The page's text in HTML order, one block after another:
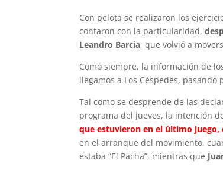
Con pelota se realizaron los
contaron con la particularidad,
Leandro Barcia, que volvió a
Como siempre, la información de
llegamos a Los Céspedes,
Tal como se desprende de las
programa del jueves, la intención
que estuvieron en el último
en el arranque del movimiento,
estaba “El Pacha”, mientras que